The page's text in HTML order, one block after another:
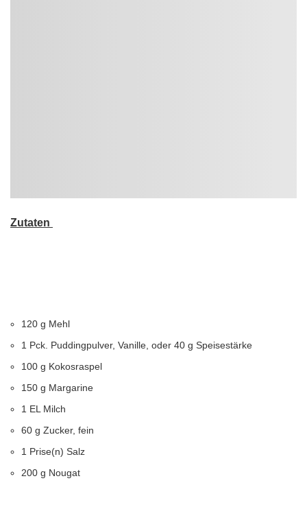
Zutaten
120 g Mehl
1 Pck. Puddingpulver, Vanille, oder 40 g Speisestärke
100 g Kokosraspel
150 g Margarine
1 EL Milch
60 g Zucker, fein
1 Prise(n) Salz
200 g Nougat